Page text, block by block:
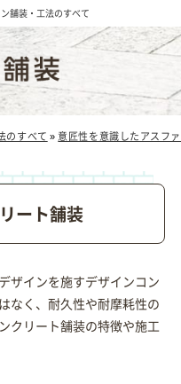
舗装・工法のすべて
のすべて » 意匠性を意識したアスフ
ート舗装
ザインを施すデザインコン
なく、耐久性や耐摩耗性の
クリート舗装の特徴や施工